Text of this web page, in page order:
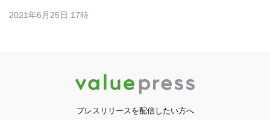
2021年6月25日 17時
プレスリリースを配信したい方へ